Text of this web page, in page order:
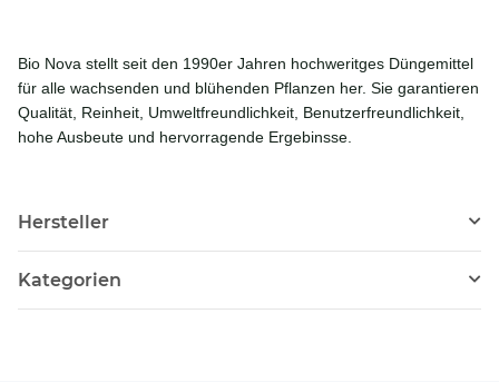
Bio Nova stellt seit den 1990er Jahren hochweritges Düngemittel
für alle wachsenden und blühenden Pflanzen her. Sie garantieren
Qualität, Reinheit, Umweltfreundlichkeit, Benutzerfreundlichkeit,
hohe Ausbeute und hervorragende Ergebinsse.
Hersteller
Kategorien